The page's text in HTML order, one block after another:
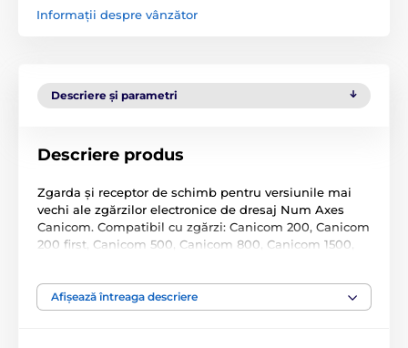
Informații despre vânzător
Descriere și parametri
Descriere produs
Zgarda și receptor de schimb pentru versiunile mai
vechi ale zgărzilor electronice de dresaj Num Axes
Canicom. Compatibil cu zgărzi: Canicom 200, Canicom
200 first, Canicom 500, Canicom 800, Canicom 1500,
Afișează întreaga descriere